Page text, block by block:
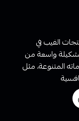
الفيب في
واسعة من
المتنوعة، مثل